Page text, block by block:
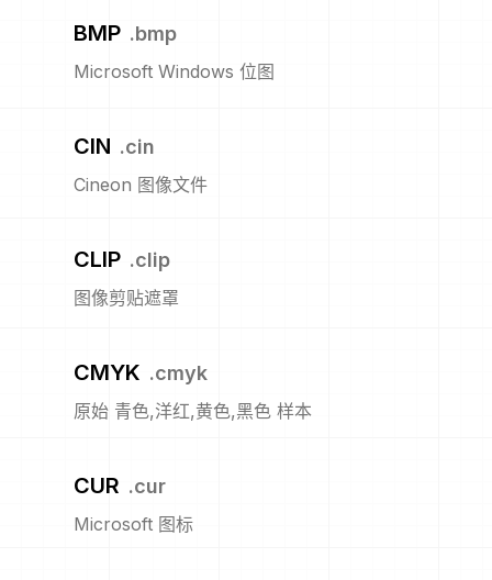
BMP .bmp
Microsoft Windows 位图
CIN .cin
Cineon 图像文件
CLIP .clip
图像剪贴遮罩
CMYK .cmyk
原始 青色,洋红,黄色,黑色 样本
CUR .cur
Microsoft 图标